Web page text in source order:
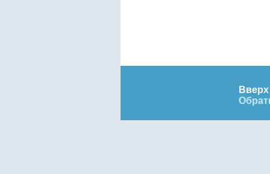
Вверх